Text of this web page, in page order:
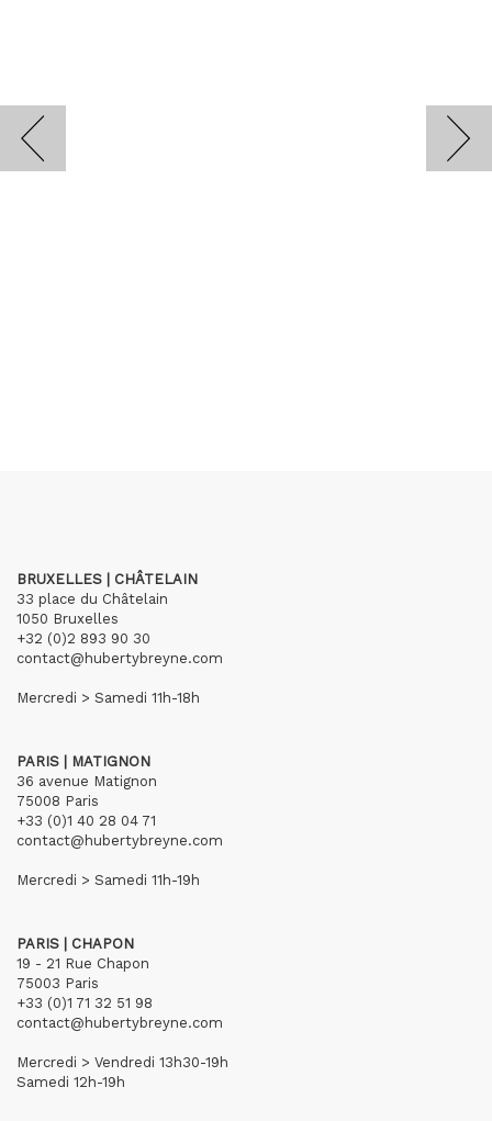
BRUXELLES | CHÂTELAIN
33 place du Châtelain
1050 Bruxelles
+32 (0)2 893 90 30
contact@hubertybreyne.com
Mercredi > Samedi 11h-18h
PARIS | MATIGNON
36 avenue Matignon
75008 Paris
+33 (0)1 40 28 04 71
contact@hubertybreyne.com
Mercredi > Samedi 11h-19h
PARIS | CHAPON
19 - 21 Rue Chapon
75003 Paris
+33 (0)1 71 32 51 98
contact@hubertybreyne.com
Mercredi > Vendredi 13h30-19h
Samedi 12h-19h